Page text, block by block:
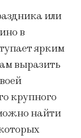
или
в
ярким
выразить
крупного
найти